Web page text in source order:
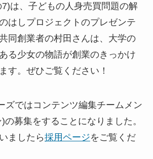
は、子どもの人身売買問題の解
はしプロジェクトのプレゼンテ
同創業者の村田さんは、大学の
る少女の物語が創業のきっかけ
す。ぜひご覧ください！
ズではコンテンツ編集チームメン
の募集をすることになりました。
ましたら採用ページをご覧くだ